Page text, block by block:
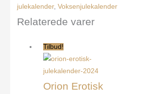
julekalender, Voksenjulekalender
Relaterede varer
Tilbud!
Orion Erotisk